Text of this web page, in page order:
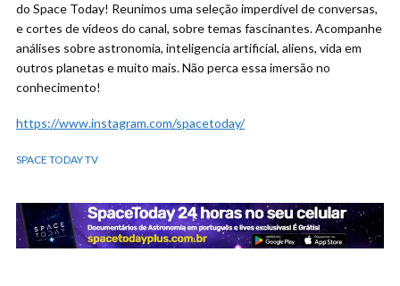
do Space Today! Reunimos uma seleção imperdível de conversas,
e cortes de vídeos do canal, sobre temas fascinantes. Acompanhe
análises sobre astronomia, inteligencia artificial, aliens, vida em
outros planetas e muito mais. Não perca essa imersão no
conhecimento!
https://www.instagram.com/spacetoday/
SPACE TODAY TV